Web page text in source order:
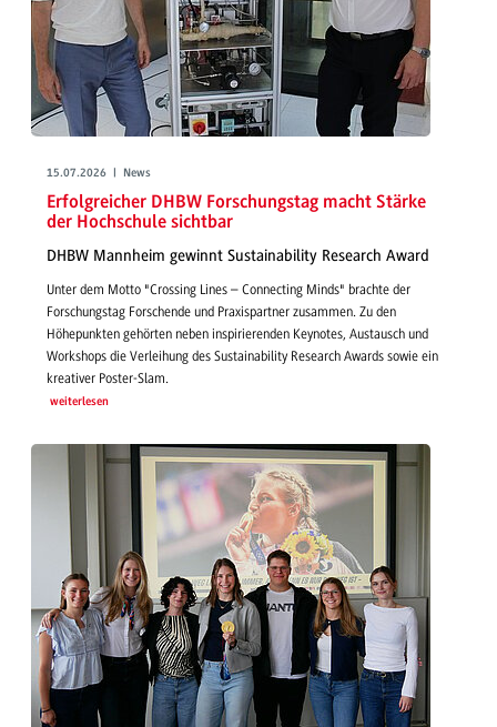
15.07.2026 | News
Erfolgreicher DHBW Forschungstag macht Stärke
der Hochschule sichtbar
DHBW Mannheim gewinnt Sustainability Research Award
Unter dem Motto "Crossing Lines – Connecting Minds" brachte der
Forschungstag Forschende und Praxispartner zusammen. Zu den
Höhepunkten gehörten neben inspirierenden Keynotes, Austausch und
Workshops die Verleihung des Sustainability Research Awards sowie ein
kreativer Poster-Slam.
weiterlesen